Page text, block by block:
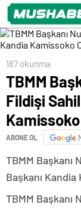
Camara ile bir
187 okunma
TBMM
Fildişi
ABONE OL
TBMM
Başkanı
TBMM